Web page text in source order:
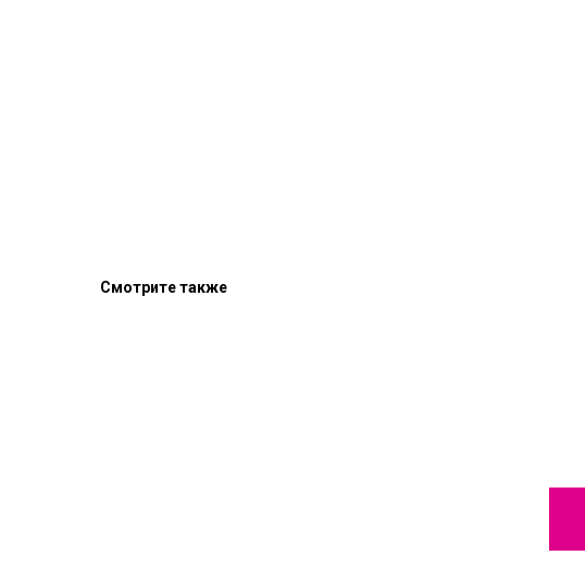
Смотрите также